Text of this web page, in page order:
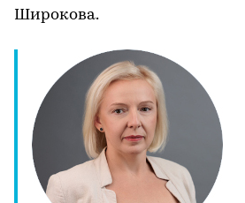
Широкова.